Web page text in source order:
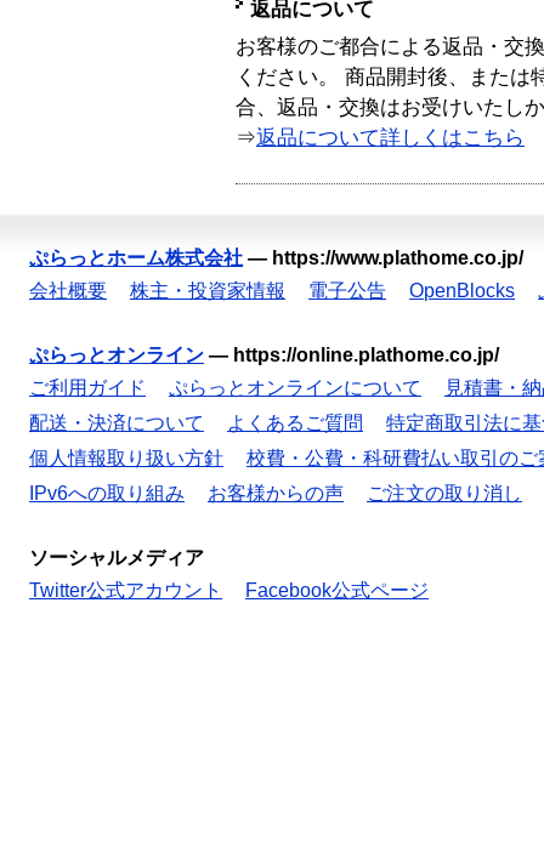
返品について
お客様のご都合による返品・交
ください。 商品開封後、または
合、返品・交換はお受けいたし
⇒返品について詳しくはこちら
ぷらっとホーム株式会社 — https://www.plathome.co.jp/
会社概要
株主・投資家情報 電子公告 OpenBlocks
ぷらっとオンライン — https://online.plathome.co.jp/
ご利用ガイド
ぷらっとオンラインについて
見積書・
配送・決済について
よくあるご質問
特定商取引法に
個人情報取り扱い方針
校費・公費・科研費払い取引のご
IPv6への取り組み
お客様からの声 ご注文の取り消し
ソーシャルメディア
Twitter公式アカウント
Facebook公式ページ